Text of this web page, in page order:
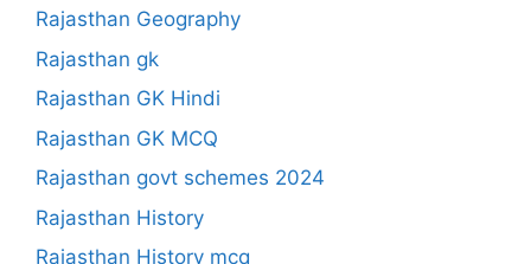
Rajasthan Geography
Rajasthan gk
Rajasthan GK Hindi
Rajasthan GK MCQ
Rajasthan govt schemes 2024
Rajasthan History
Rajasthan History mcq